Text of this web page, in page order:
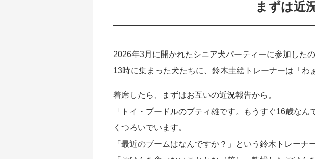
まずは近
2026年3月に開かれたシニア犬パーティーに参加したの
13時に集まった犬たちに、鈴木圭絵トレーナーは「
着席したら、まずはお互いの近況報告から。
「トイ・プードルのプティ雄です。もうすぐ16歳な
くつろいでいます。
「最近のブームはなんですか？」という鈴木トレーナ